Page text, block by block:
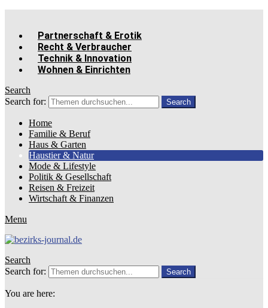
Partnerschaft & Erotik
Recht & Verbraucher
Technik & Innovation
Wohnen & Einrichten
Search
Search for:
Search
Home
Familie & Beruf
Haus & Garten
Haustier & Natur
Mode & Lifestyle
Politik & Gesellschaft
Reisen & Freizeit
Wirtschaft & Finanzen
Menu
Search
Search for:
Search
You are here: